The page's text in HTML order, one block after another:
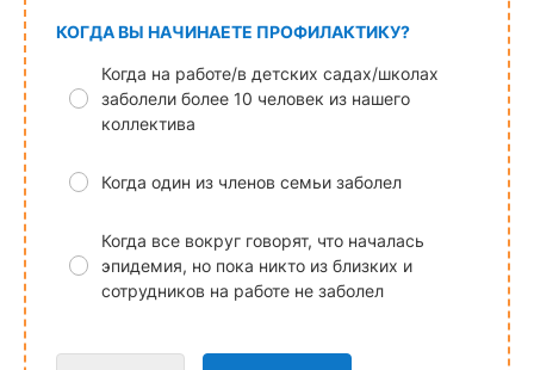
КОГДА ВЫ НАЧИНАЕТЕ ПРОФИЛАКТИКУ?
Когда на работе/в детских садах/школах
заболели более 10 человек из нашего
коллектива
Когда один из членов семьи заболел
Когда все вокруг говорят, что началась
эпидемия, но пока никто из близких и
сотрудников на работе не заболел